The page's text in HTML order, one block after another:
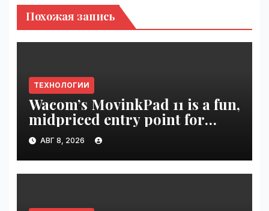
Похожая запись
ТЕХНОЛОГИИ
Wacom’s MovinkPad 11 is a fun,
midpriced entry point for
digital artists | VseTime.ru
АВГ 8, 2026